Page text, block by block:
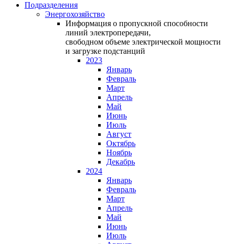
Подразделения
Энергохозяйство
Информация о пропускной способности
линий электропередачи,
свободном объеме электрической мощности
и загрузке подстанций
2023
Январь
Февраль
Март
Апрель
Май
Июнь
Июль
Август
Октябрь
Ноябрь
Декабрь
2024
Январь
Февраль
Март
Апрель
Май
Июнь
Июль